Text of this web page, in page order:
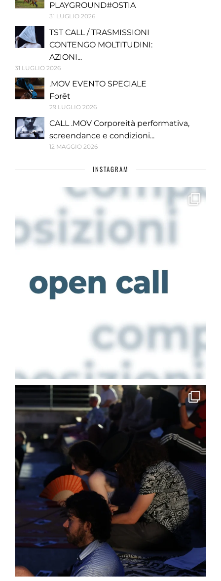
PLAYGROUND#OSTIA
31 LUGLIO 2026
TST CALL / TRASMISSIONI
CONTENGO MOLTITUDINI:
AZIONI...
31 LUGLIO 2026
.MOV EVENTO SPECIALE
Forêt
29 LUGLIO 2026
CALL .MOV Corporeità performativa,
screendance e condizioni...
12 MAGGIO 2026
INSTAGRAM